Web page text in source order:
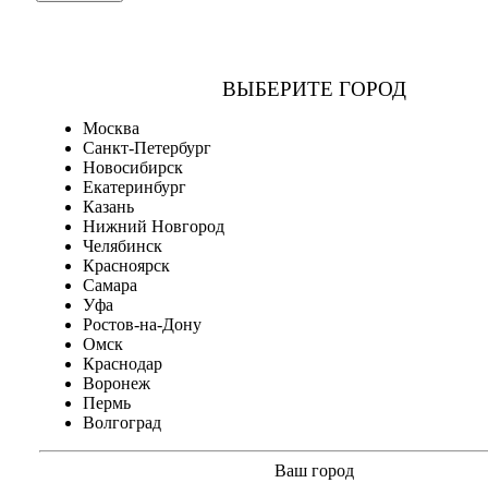
ВЫБЕРИТЕ ГОРОД
Москва
Санкт-Петербург
Новосибирск
Екатеринбург
Казань
Нижний Новгород
Челябинск
Красноярск
Самара
Уфа
Ростов-на-Дону
Омск
Краснодар
Воронеж
Пермь
Волгоград
Ваш город